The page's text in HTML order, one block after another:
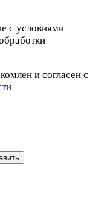
с условиями
и согласен с